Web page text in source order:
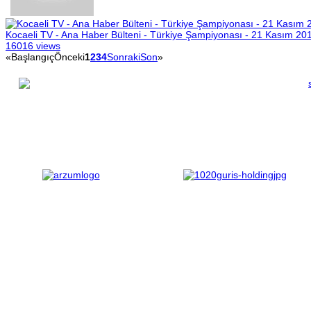
Kocaeli TV - Ana Haber Bülteni - Türkiye Şampiyonası - 21 Kasım
16016 views
«BaşlangıçÖnceki1234SonrakiSon»